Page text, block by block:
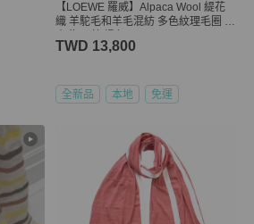
【LOEWE 羅威】Alpaca Wool 緹花
織 羊駝毛和羊毛混紡 多色紋理毛圈 圍
TWD 13,800
全新品 本地 免運